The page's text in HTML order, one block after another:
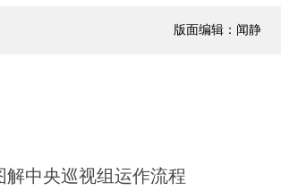
版面编辑：闻静
解中央巡视组运作流程